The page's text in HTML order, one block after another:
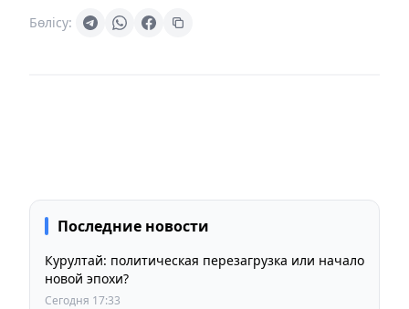
Бөлісу:
Последние новости
Курултай: политическая перезагрузка или начало
новой эпохи?
Сегодня 17:33